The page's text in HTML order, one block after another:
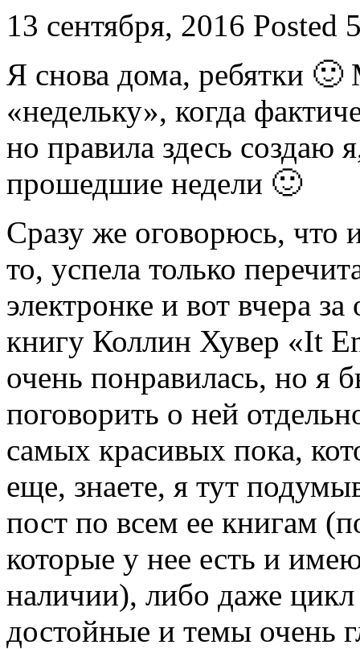
13 сентября, 2016 Posted
Я снова дома, ребятки 🙂
«недельку», когда
но правила здесь создаю
прошедшие недели 🙂
Сразу же оговорюсь, что
то, успела только
электронке и вот вчера
книгу Коллин Хувер «It
очень понравилась, но я
поговорить о ней
самых красивых пока,
еще, знаете, я тут
пост по всем ее книгам
которые у нее есть и
наличии), либо даже
достойные и темы очень